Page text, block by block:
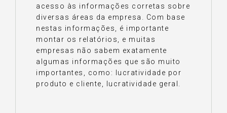
acesso às informações corretas sobre
diversas áreas da empresa. Com base
nestas informações, é importante
montar os relatórios, e muitas
empresas não sabem exatamente
algumas informações que são muito
importantes, como: lucratividade por
produto e cliente, lucratividade geral.